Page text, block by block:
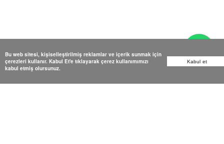
Bu web sitesi, kişiselleştirilmiş reklamlar ve içerik sunmak için
çerezleri kullanır. Kabul Et'e tıklayarak çerez kullanımımızı
kabul etmiş olursunuz.
Kabul et